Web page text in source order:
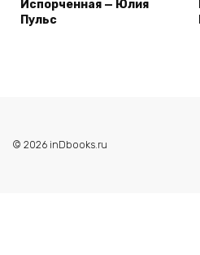
Испорченная — Юлия
Пульс
© 2026 inDbooks.ru